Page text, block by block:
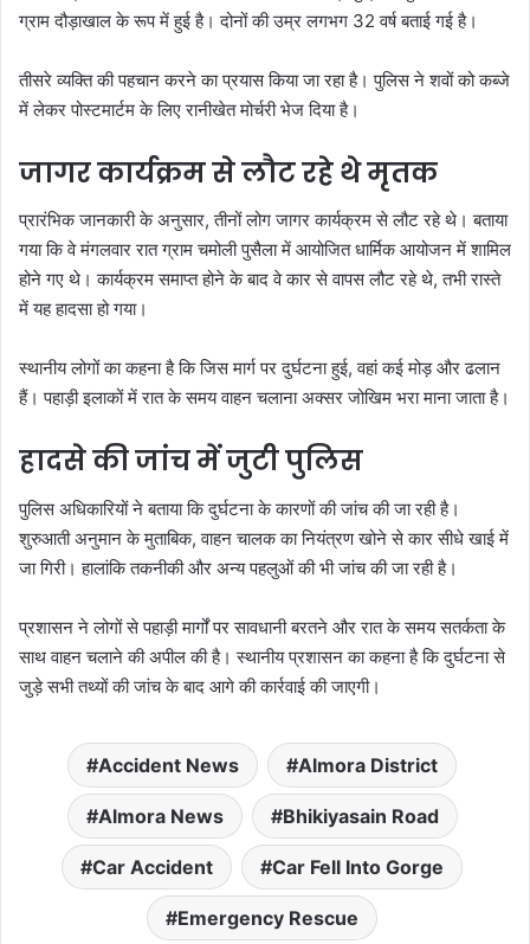
ग्राम दौड़ाखाल के रूप में हुई है। दोनों की उम्र लगभग 32 वर्ष बताई गई है।
तीसरे व्यक्ति की पहचान करने का प्रयास किया जा रहा है। पुलिस ने शवों को कब्जे
में लेकर पोस्टमार्टम के लिए रानीखेत मोर्चरी भेज दिया है।
जागर कार्यक्रम से लौट रहे थे मृतक
प्रारंभिक जानकारी के अनुसार, तीनों लोग जागर कार्यक्रम से लौट रहे थे। बताया
गया कि वे मंगलवार रात ग्राम चमोली पुसैला में आयोजित धार्मिक आयोजन में शामिल
होने गए थे। कार्यक्रम समाप्त होने के बाद वे कार से वापस लौट रहे थे, तभी रास्ते
में यह हादसा हो गया।
स्थानीय लोगों का कहना है कि जिस मार्ग पर दुर्घटना हुई, वहां कई मोड़ और ढलान
हैं। पहाड़ी इलाकों में रात के समय वाहन चलाना अक्सर जोखिम भरा माना जाता है।
हादसे की जांच में जुटी पुलिस
पुलिस अधिकारियों ने बताया कि दुर्घटना के कारणों की जांच की जा रही है।
शुरुआती अनुमान के मुताबिक, वाहन चालक का नियंत्रण खोने से कार सीधे खाई में
जा गिरी। हालांकि तकनीकी और अन्य पहलुओं की भी जांच की जा रही है।
प्रशासन ने लोगों से पहाड़ी मार्गों पर सावधानी बरतने और रात के समय सतर्कता के
साथ वाहन चलाने की अपील की है। स्थानीय प्रशासन का कहना है कि दुर्घटना से
जुड़े सभी तथ्यों की जांच के बाद आगे की कार्रवाई की जाएगी।
Accident News Almora District
Almora News Bhikiyasain Road
Car Accident Car Fell Into Gorge
Emergency Rescue